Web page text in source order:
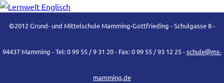
©2012 Grund- und Mittelschule Mamming-Gottfrieding - Schulgasse 8 -
94437 Mamming - Tel: 0 99 55 / 9 31 20 - Fax: 0 99 55 / 93 12 25 -schule@ms-
mamming.de